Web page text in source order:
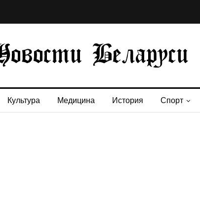
Культура Медицина История Спорт